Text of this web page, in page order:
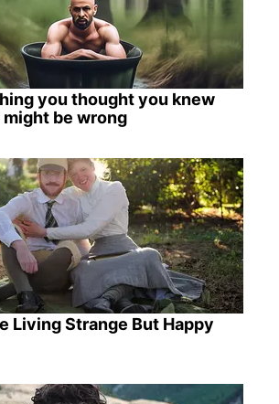
you thought you knew
be wrong
Living Strange But Happy